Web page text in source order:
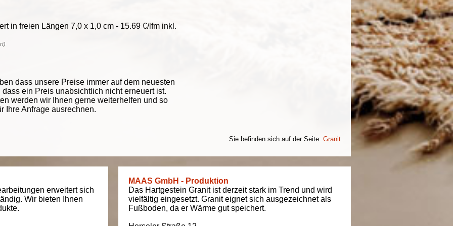
in freien Längen 7,0 x 1,0 cm - 15.69 €/lfm inkl.
dass unsere Preise immer auf dem neuesten
ein Preis unabsichtlich nicht erneuert ist.
werden wir Ihnen gerne weiterhelfen und so
Ihre Anfrage ausrechnen.
Sie befinden sich auf der Seite: Granit
erweitert sich
Wir bieten Ihnen
MAAS GmbH - Produktion
Das Hartgestein Granit ist derzeit stark im Trend und wird
vielfältig eingesetzt. Granit eignet sich ausgezeichnet als
Fußboden, da er Wärme gut speichert.